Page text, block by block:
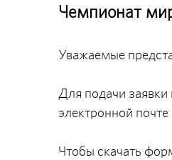
Чемпионат
Уважаемые
Для подачи заявки
электронной почте
Чтобы скачать